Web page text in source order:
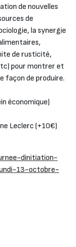
de nouvelles
de
la synergie
de rusticité,
pour montrer et
façon de produire.
économique)
Leclerc (+10€)
dinitiation-
13-octobre-